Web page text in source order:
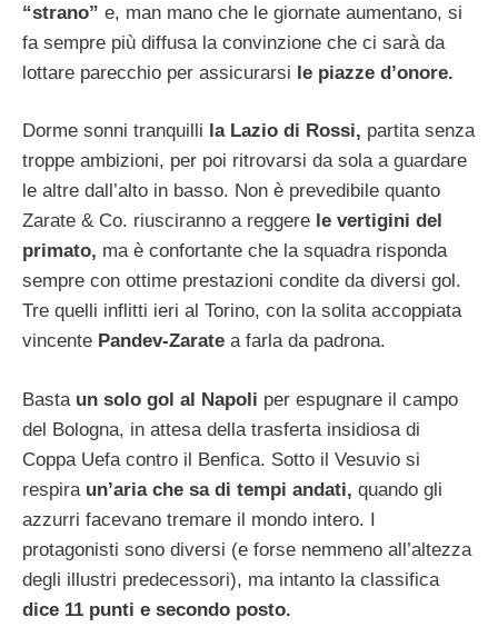
“strano” e, man mano che le giornate aumentano, si
fa sempre più diffusa la convinzione che ci sarà da
lottare parecchio per assicurarsi le piazze d’onore.
Dorme sonni tranquilli la Lazio di Rossi, partita senza
troppe ambizioni, per poi ritrovarsi da sola a guardare
le altre dall’alto in basso. Non è prevedibile quanto
Zarate & Co. riusciranno a reggere le vertigini del
primato, ma è confortante che la squadra risponda
sempre con ottime prestazioni condite da diversi gol.
Tre quelli inflitti ieri al Torino, con la solita accoppiata
vincente Pandev-Zarate a farla da padrona.
Basta un solo gol al Napoli per espugnare il campo
del Bologna, in attesa della trasferta insidiosa di
Coppa Uefa contro il Benfica. Sotto il Vesuvio si
respira un’aria che sa di tempi andati, quando gli
azzurri facevano tremare il mondo intero. I
protagonisti sono diversi (e forse nemmeno all’altezza
degli illustri predecessori), ma intanto la classifica
dice 11 punti e secondo posto.